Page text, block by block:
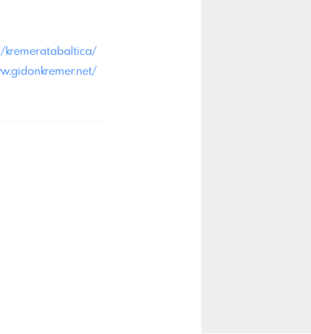
kremeratabaltica/